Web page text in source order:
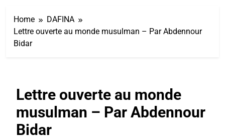
Home
DAFINA
Lettre ouverte au monde musulman – Par Abdennour
Bidar
Lettre ouverte au monde
musulman – Par Abdennour
Bidar